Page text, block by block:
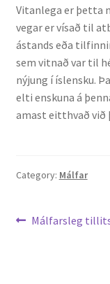
Söguleg
Hljóð og
Ritverk og erindi
Vitanlega er þetta
vegar er vísað til
ástands eða
sem vitnað var til
nýjung í íslensku.
elti enskuna á
amast eitthvað við
Category: Málfar
Leiðarkerfi
Previous
Málfarsleg